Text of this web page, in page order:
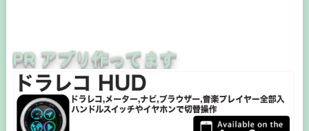
PR アプリ作ってます